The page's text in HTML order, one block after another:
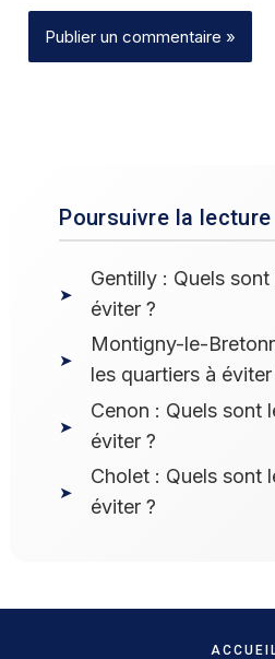
Poursuivre la lecture
Gentilly : Quels
éviter ?
Montigny-le-
les quartiers à éviter
Cenon : Quels sont
éviter ?
Cholet : Quels sont
éviter ?